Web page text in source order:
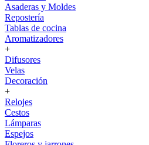
Asaderas y Moldes
Repostería
Tablas de cocina
Aromatizadores
+
Difusores
Velas
Decoración
+
Relojes
Cestos
Lámparas
Espejos